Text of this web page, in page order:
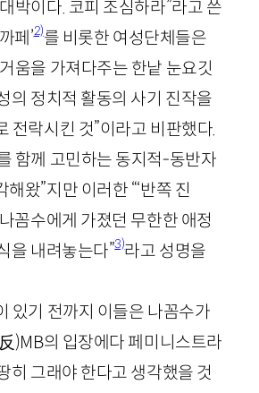
박이다. 코피 조심하라”라고 쓴
페’2)를 비롯한 여성단체들은
움을 가져다주는 한낱 눈요깃
의 정치적 활동의 사기 진작을
전락시킨 것”이라고 비판했다.
함께 고민하는 동지적-동반자
왔”지만 이러한 “‘반쪽 진
꼼수에게 가졌던 무한한 애정
을 내려놓는다”3)라고 성명을
있기 전까지 이들은 나꼼수가
反)MB의 입장에다 페미니스트라
히 그래야 한다고 생각했을 것